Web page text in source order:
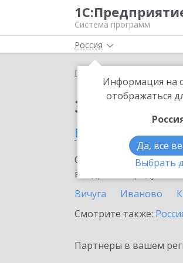
Система программ
Россия
Информация на
отображаться
Да, все
Выбрать
Главная
Заказать
в
Ознакомьтесь с
внедрение продукта.
Вичуга
Иваново
Смотрите также:
Партнеры в вашем